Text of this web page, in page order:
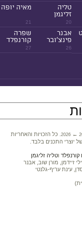
20
טליה
זליגמן
21
מאיה יופה
26
אבנר
פינצ'ובר
27
שפרה
קורנפלד
2026 ←
. כל הזכויות והאחריות
יוצרי התכנים בלבד.
וטליה זליגמן
זיידמן, מורן שוב, אבנר
עינת עריף-גלנטי